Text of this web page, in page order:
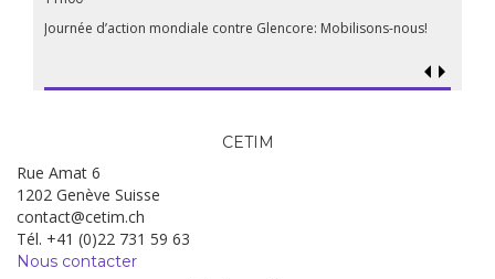
Journée d’action mondiale contre Glencore: Mobilisons-nous!
CETIM
Rue Amat 6
1202 Genève Suisse
contact@cetim.ch
Tél. +41 (0)22 731 59 63
Nous contacter